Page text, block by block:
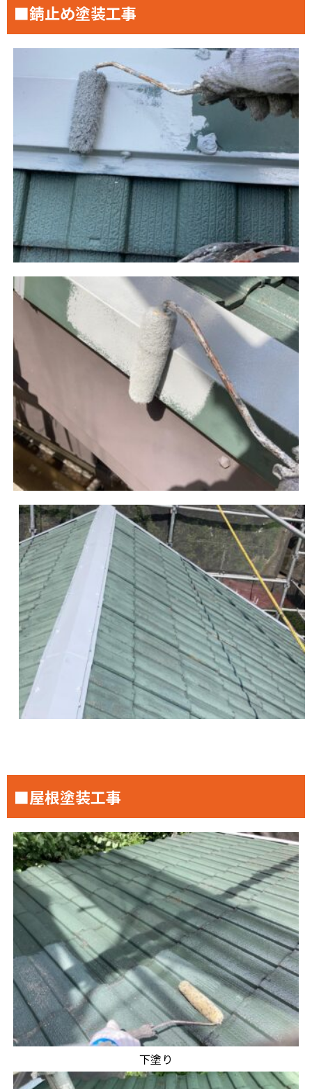
■錆止め塗装工事
■屋根塗装工事
下塗り